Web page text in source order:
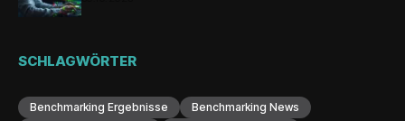
SCHLAGWÖRTER
Benchmarking Ergebnisse
Benchmarking News